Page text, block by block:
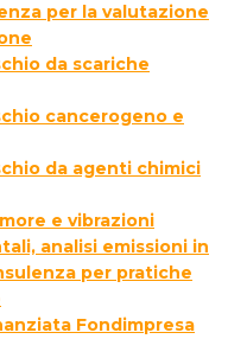
per la valutazione
da scariche
cancerogeno e
da agenti chimici
e vibrazioni
analisi emissioni in
per pratiche
Fondimpresa